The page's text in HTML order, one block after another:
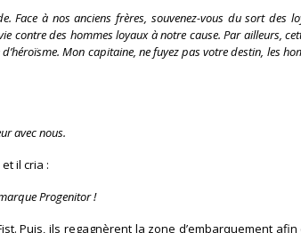
Face à nos anciens frères, souvenez-vous du sort des
contre des hommes loyaux à notre cause. Par ailleurs,
Mon capitaine, ne fuyez pas votre destin, les
avec nous.
il cria :
Progenitor !
Puis, ils regagnèrent la zone d’embarquement